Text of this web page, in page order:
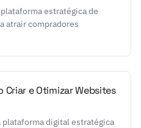
estratégica de
atrair compradores
e Otimizar Websites
digital estratégica